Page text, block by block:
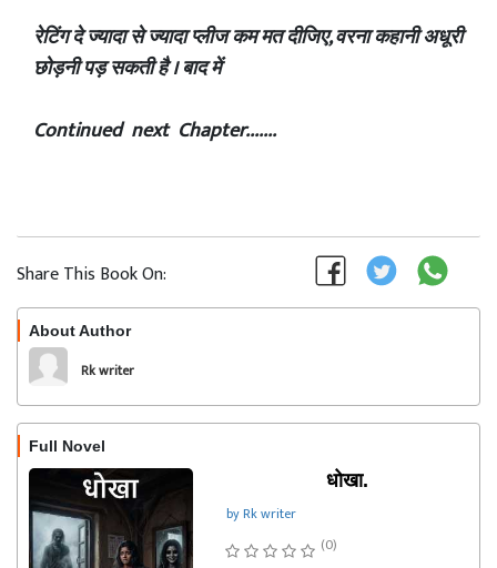
‎रेटिंग दे ज्यादा से ज्यादा प्लीज कम मत दीजिए, वरना कहानी अधूरी
छोड़नी पड़ सकती है । बाद में
‎Continued next Chapter.......
Share This Book On:
About Author
Rk writer
Full Novel
धोखा.
by Rk writer
(0)